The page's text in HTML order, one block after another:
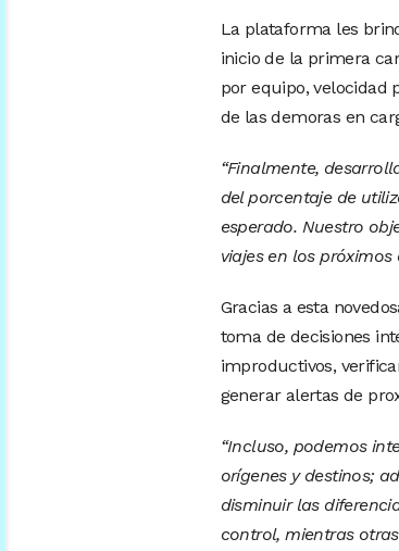
La plataforma les
inicio de la primera
por equipo, velocidad
de las demoras en
“Finalmente,
del porcentaje de
esperado. Nuestro
viajes en los próximos
Gracias a esta
toma de decisiones
improductivos,
generar alertas de
“Incluso, podemos
orígenes y destinos;
disminuir las
control, mientras